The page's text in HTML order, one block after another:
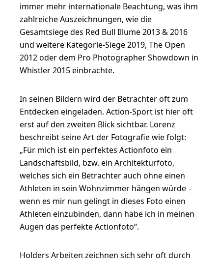
immer mehr internationale Beachtung, was ihm
zahlreiche Auszeichnungen, wie die
Gesamtsiege des Red Bull Illume 2013 & 2016
und weitere Kategorie-Siege 2019, The Open
2012 oder dem Pro Photographer Showdown in
Whistler 2015 einbrachte.
In seinen Bildern wird der Betrachter oft zum
Entdecken eingeladen. Action-Sport ist hier oft
erst auf den zweiten Blick sichtbar. Lorenz
beschreibt seine Art der Fotografie wie folgt:
„Für mich ist ein perfektes Actionfoto ein
Landschaftsbild, bzw. ein Architekturfoto,
welches sich ein Betrachter auch ohne einen
Athleten in sein Wohnzimmer hängen würde –
wenn es mir nun gelingt in dieses Foto einen
Athleten einzubinden, dann habe ich in meinen
Augen das perfekte Actionfoto“.
Holders Arbeiten zeichnen sich sehr oft durch